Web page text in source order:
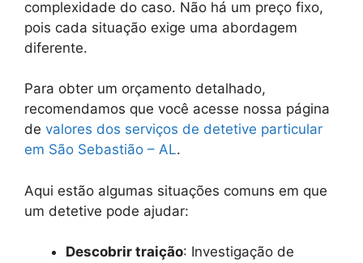
complexidade do caso. Não há um preço fixo,
pois cada situação exige uma abordagem
diferente.
Para obter um orçamento detalhado,
recomendamos que você acesse nossa página
de valores dos serviços de detetive particular
em São Sebastião – AL.
Aqui estão algumas situações comuns em que
um detetive pode ajudar:
Descobrir traição: Investigação de